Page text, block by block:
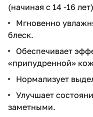
(начиная с 14 -16
Мгновенно
блеск.
Обеспечивает
«припудренной»
Нормализует
Улучшает
заметными.